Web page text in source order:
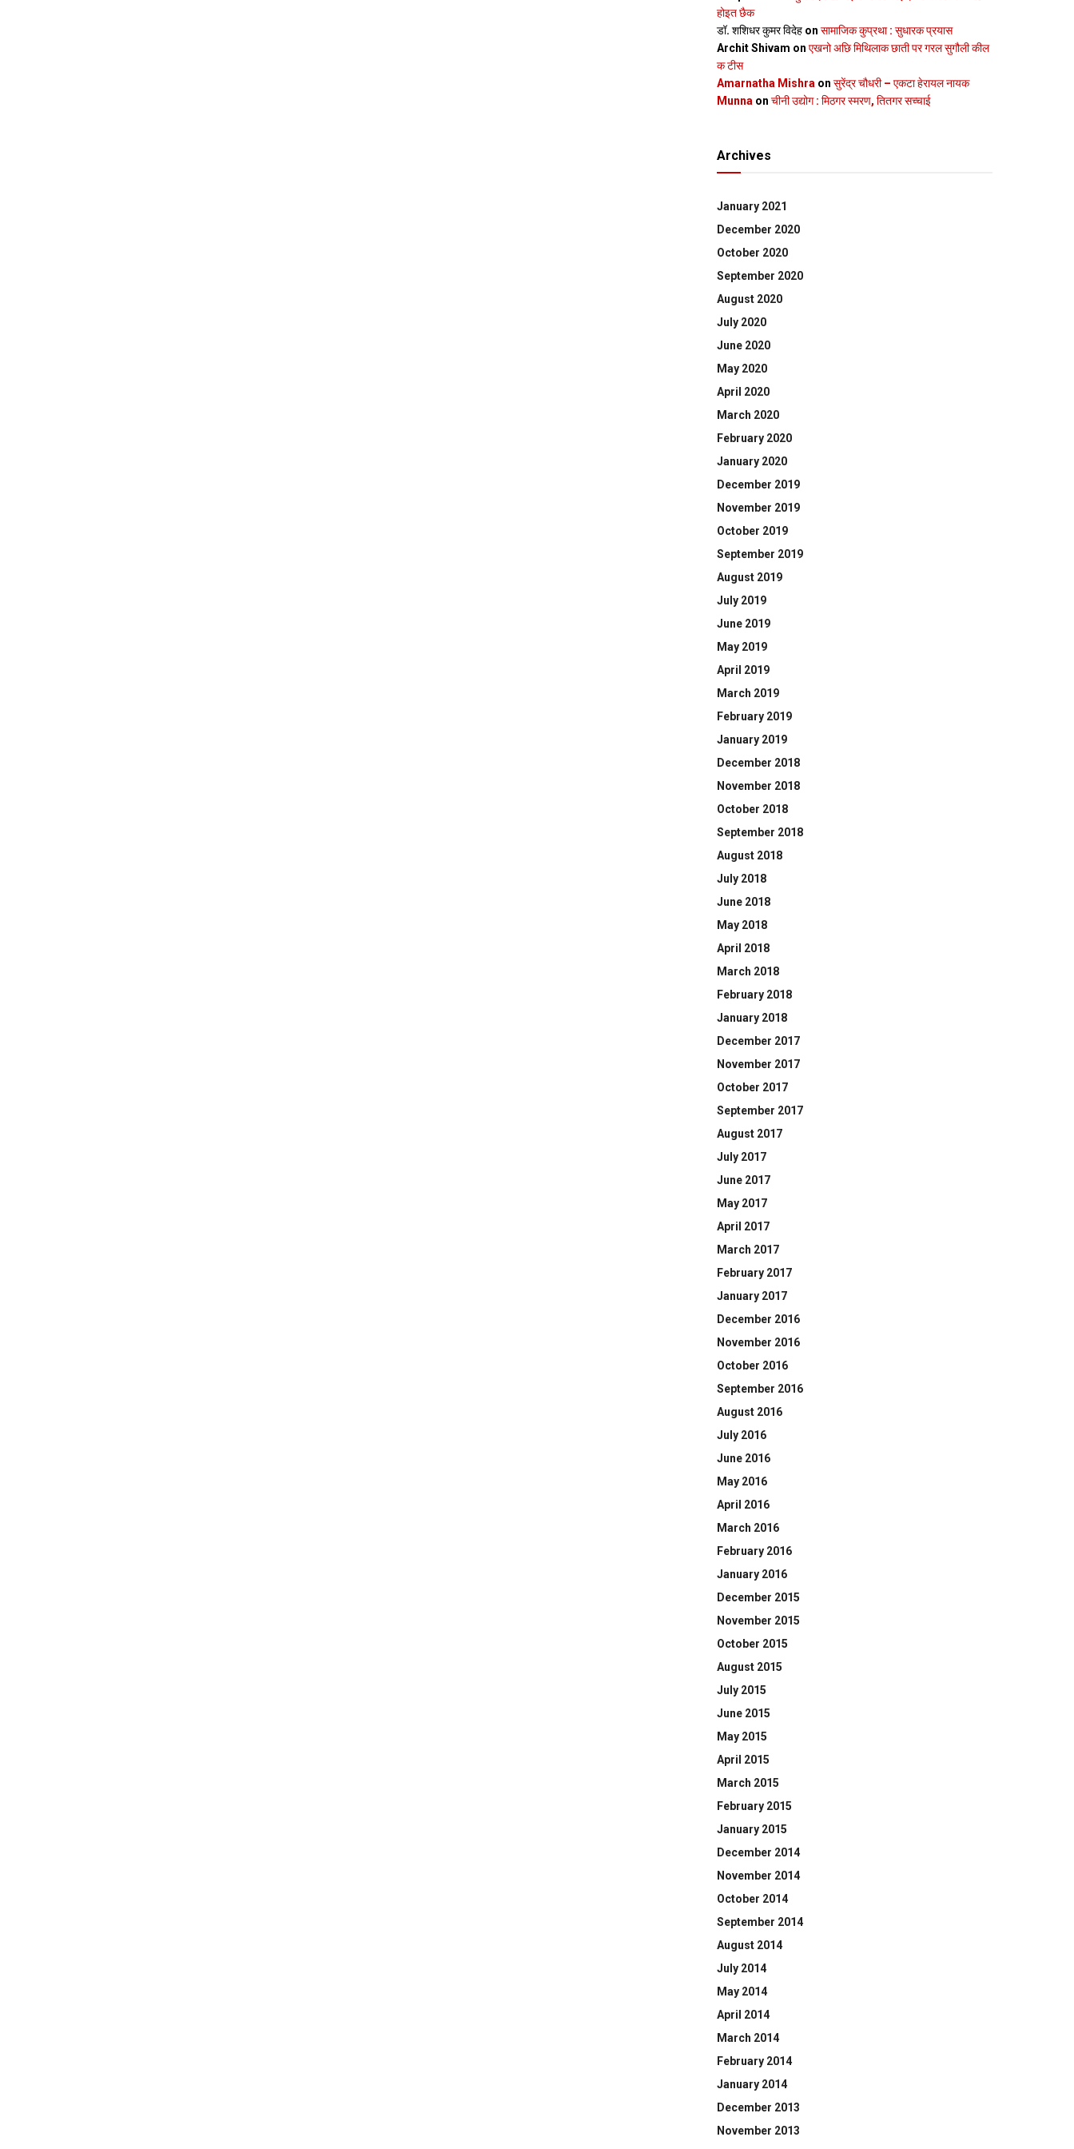
होइत छैक
डॉ. शशिधर कुमर विदेह on सामाजिक कुप्रथा : सुधारक प्रयास
Archit Shivam on एखनो अछि मिथिलाक छाती पर गरल सुगौली कील
क टीस
Amarnatha Mishra on सुरेंद्र चौधरी – एकटा हेरायल नायक
Munna on चीनी उद्योग : मिठगर स्‍मरण, तितगर सच्‍चाई
Archives
January 2021
December 2020
October 2020
September 2020
August 2020
July 2020
June 2020
May 2020
April 2020
March 2020
February 2020
January 2020
December 2019
November 2019
October 2019
September 2019
August 2019
July 2019
June 2019
May 2019
April 2019
March 2019
February 2019
January 2019
December 2018
November 2018
October 2018
September 2018
August 2018
July 2018
June 2018
May 2018
April 2018
March 2018
February 2018
January 2018
December 2017
November 2017
October 2017
September 2017
August 2017
July 2017
June 2017
May 2017
April 2017
March 2017
February 2017
January 2017
December 2016
November 2016
October 2016
September 2016
August 2016
July 2016
June 2016
May 2016
April 2016
March 2016
February 2016
January 2016
December 2015
November 2015
October 2015
August 2015
July 2015
June 2015
May 2015
April 2015
March 2015
February 2015
January 2015
December 2014
November 2014
October 2014
September 2014
August 2014
July 2014
May 2014
April 2014
March 2014
February 2014
January 2014
December 2013
November 2013